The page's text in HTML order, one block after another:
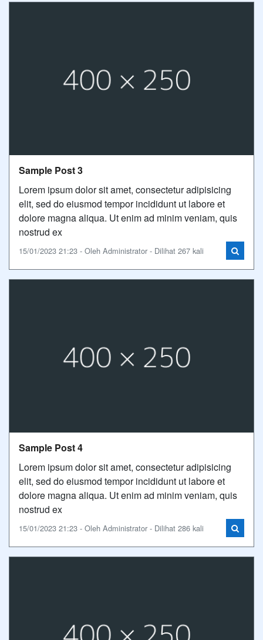
Sample Post 3
Lorem ipsum dolor sit amet, consectetur adipisicing
elit, sed do eiusmod tempor incididunt ut labore et
dolore magna aliqua. Ut enim ad minim veniam, quis
nostrud ex
15/01/2023 21:23 - Oleh Administrator - Dilihat 267 kali
Sample Post 4
Lorem ipsum dolor sit amet, consectetur adipisicing
elit, sed do eiusmod tempor incididunt ut labore et
dolore magna aliqua. Ut enim ad minim veniam, quis
nostrud ex
15/01/2023 21:23 - Oleh Administrator - Dilihat 286 kali